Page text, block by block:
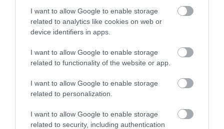
I want to allow Google to enable storage
related to analytics like cookies on web or
device identifiers in apps.
I want to allow Google to enable storage
related to functionality of the website or app.
I want to allow Google to enable storage
related to personalization.
I want to allow Google to enable storage
related to security, including authentication
EMIRATES
FEJLESZTÉS FÜRDŐ GYÓGYFÜRDŐ HORVÁTORSZÁG
MAGYARORSZÁG MAGYARUL MISKOLC MTÜ MÁLTA
STATISZTIKA STRAND SZAKMAI CIKKEK
VAKCINAÚTLEVÉL VIDEÓ VÉLEMÉNY WELLNESS WIZZAIR